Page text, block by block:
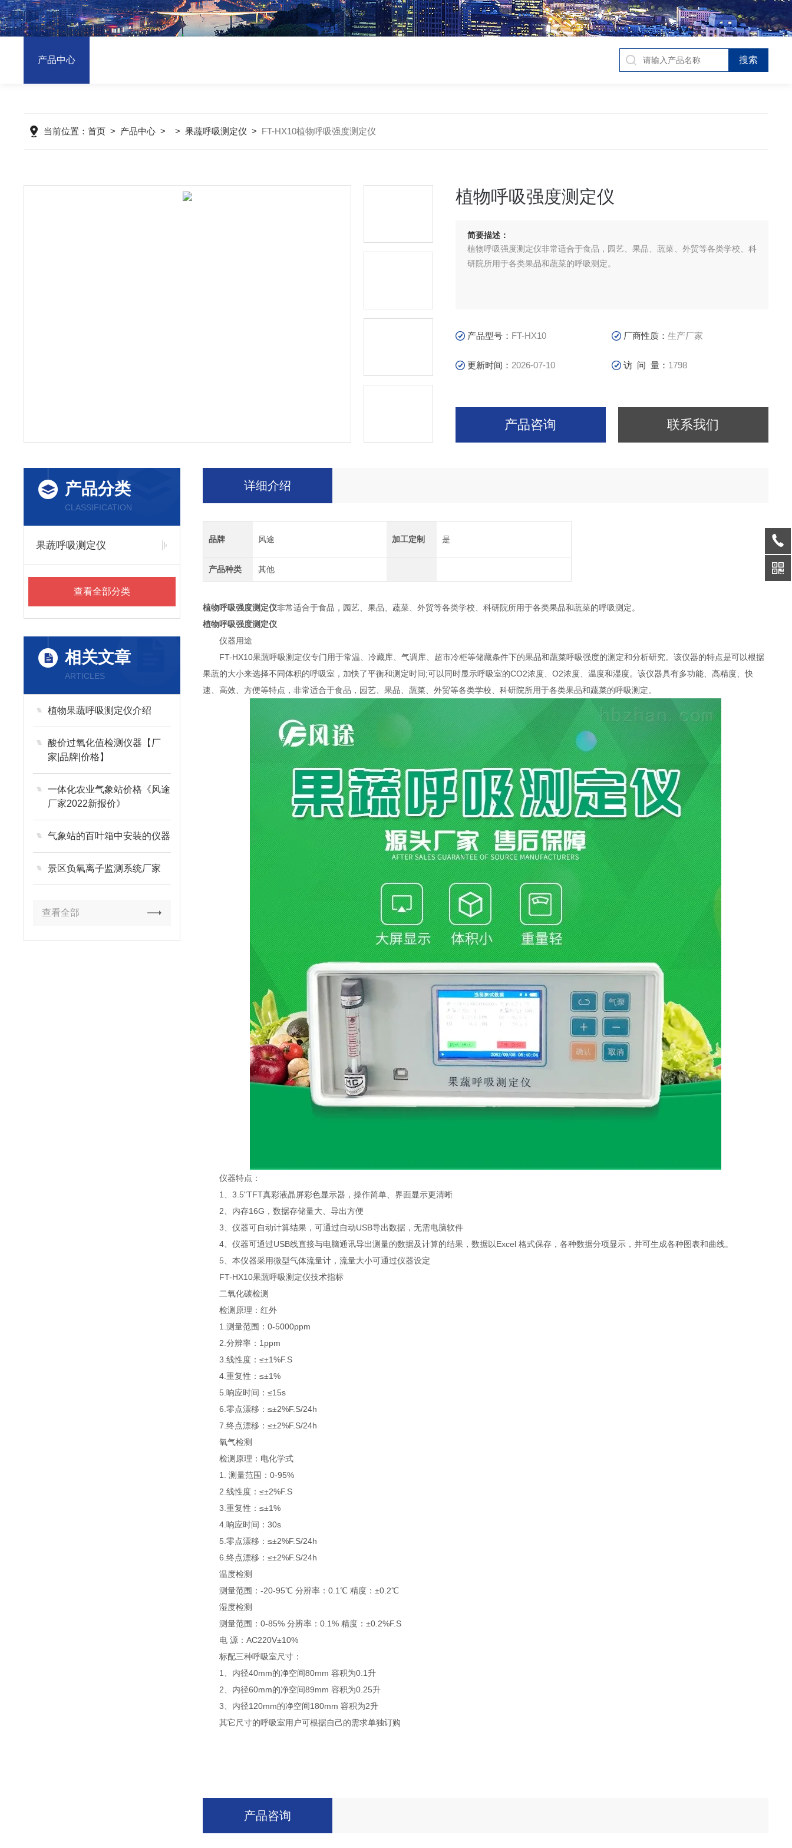
产品中心
当前位置：首页 > 产品中心 > >果蔬呼吸测定仪 > FT-HX10植物呼吸强度测定仪
植物呼吸强度测定仪
简要描述：
植物呼吸强度测定仪非常适合于食品，园艺、果品、蔬菜、外贸等各类学校、科
研院所用于各类果品和蔬菜的呼吸测定。
产品型号： FT-HX10 厂商性质：生产厂家
更新时间： 2026-07-10 访 问 量： 1798
产品咨询 联系我们
产品分类
CLASSIFICATION
果蔬呼吸测定仪
查看全部分类
相关文章
ARTICLES
植物果蔬呼吸测定仪介绍
酸价过氧化值检测仪器【厂
家|品牌|价格】
一体化农业气象站价格《风途
厂家2022新报价》
气象站的百叶箱中安装的仪器
景区负氧离子监测系统厂家
查看全部
详细介绍
品牌 风途 加工定制 是
产品种类 其他
植物呼吸强度测定仪非常适合于食品，园艺、果品、蔬菜、外贸等各类学校、科研院所用于各类果品和蔬菜的呼吸测定。
植物呼吸强度测定仪
仪器用途
FT-HX10果蔬呼吸测定仪专门用于常温、冷藏库、气调库、超市冷柜等储藏条件下的果品和蔬菜呼吸强度的测定和分析研究。该仪器的特点是可以根据
果蔬的大小来选择不同体积的呼吸室，加快了平衡和测定时间;可以同时显示呼吸室的CO2浓度、O2浓度、温度和湿度。该仪器具有多功能、高精度、快
速、高效、方便等特点，非常适合于食品，园艺、果品、蔬菜、外贸等各类学校、科研院所用于各类果品和蔬菜的呼吸测定。
仪器特点：
1、3.5"TFT真彩液晶屏彩色显示器，操作简单、界面显示更清晰
2、内存16G，数据存储量大、导出方便
3、仪器可自动计算结果，可通过自动USB导出数据，无需电脑软件
4、仪器可通过USB线直接与电脑通讯导出测量的数据及计算的结果，数据以Excel 格式保存，各种数据分项显示，并可生成各种图表和曲线。
5、本仪器采用微型气体流量计，流量大小可通过仪器设定
FT-HX10果蔬呼吸测定仪技术指标
二氧化碳检测
检测原理：红外
1.测量范围：0-5000ppm
2.分辨率：1ppm
3.线性度：≤±1%F.S
4.重复性：≤±1%
5.响应时间：≤15s
6.零点漂移：≤±2%F.S/24h
7.终点漂移：≤±2%F.S/24h
氧气检测
检测原理：电化学式
1. 测量范围：0-95%
2.线性度：≤±2%F.S
3.重复性：≤±1%
4.响应时间：30s
5.零点漂移：≤±2%F.S/24h
6.终点漂移：≤±2%F.S/24h
温度检测
测量范围：-20-95℃ 分辨率：0.1℃ 精度：±0.2℃
湿度检测
测量范围：0-85% 分辨率：0.1% 精度：±0.2%F.S
电 源：AC220V±10%
标配三种呼吸室尺寸：
1、内径40mm的净空间80mm 容积为0.1升
2、内径60mm的净空间89mm 容积为0.25升
3、内径120mm的净空间180mm 容积为2升
其它尺寸的呼吸室用户可根据自己的需求单独订购
产品咨询